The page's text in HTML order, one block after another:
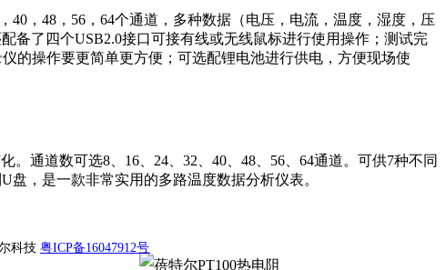
40，48，56，64个通道，多种数据（电压，电流，温度，湿度，压
备了四个USB2.0接口可接有线或无线鼠标进行使用操作；测试完
的操作要更简单更方便；可选配锂电池进行供电，方便现场使
通道数可选8、16、24、32、40、48、56、64通道。可供7种不同
，是一款非常实用的多路温度数据分析仪表。
科技 粤ICP备16047912号